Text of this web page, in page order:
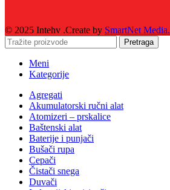
© 2025 Intehv .Create by SmartNet Media.
Pretraga
Meni
Kategorije
Agregati
Akumulatorski ručni alat
Atomizeri – prskalice
Baštenski alat
Baterije i punjači
Bušači rupa
Cepači
Čistači snega
Duvači